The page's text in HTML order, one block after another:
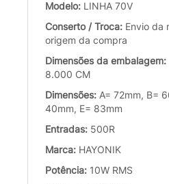
Modelo: LINHA 70V
Conserto / Troca: Envio da
origem da compra
Dimensões da embalagem:
8.000 CM
Dimensões: A= 72mm, B=
40mm, E= 83mm
Entradas: 500R
Marca: HAYONIK
Potência: 10W RMS